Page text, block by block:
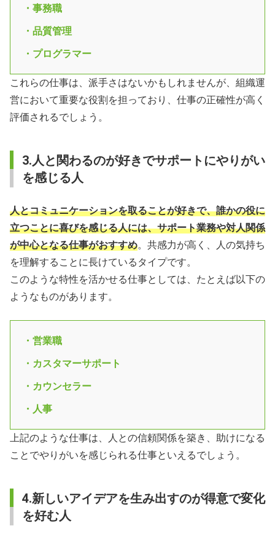
・事務職
・品質管理
・プログラマー
これらの仕事は、派手さはないかもしれませんが、組織運
営において重要な役割を担っており、仕事の正確性が高く
評価されるでしょう。
3.人と関わるのが好きでサポートにやりがい
を感じる人
人とコミュニケーションを取ることが好きで、誰かの役に
立つことに喜びを感じる人には、サポート業務や対人関係
が中心となる仕事がおすすめ。共感力が高く、人の気持ち
を理解することに長けているタイプです。
このような特性を活かせる仕事としては、たとえば以下の
ようなものがあります。
・営業職
・カスタマーサポート
・カウンセラー
・人事
上記のような仕事は、人との信頼関係を築き、助けになる
ことでやりがいを感じられる仕事といえるでしょう。
4.新しいアイデアを生み出すのが得意で変化
を好む人